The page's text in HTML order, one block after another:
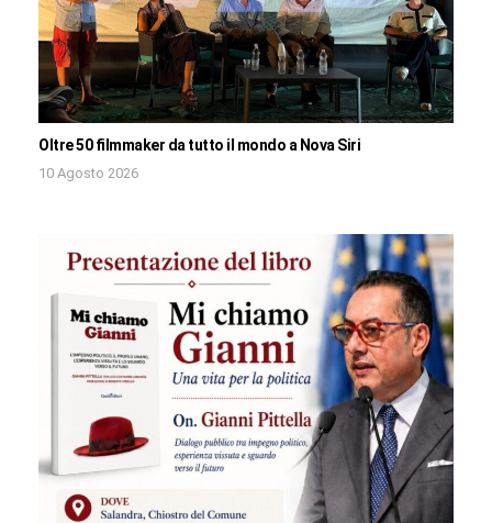
Oltre 50 filmmaker da tutto il mondo a Nova Siri
10 Agosto 2026